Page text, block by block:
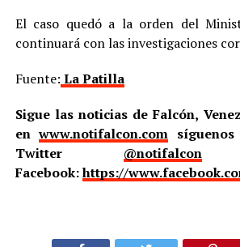
El caso quedó a la orden del
continuará con las investigaciones
Fuente: La Patilla
Sigue las noticias de Falcón,
enwww.notifalcon.com
Twitter @notifalcon
Facebook:https://